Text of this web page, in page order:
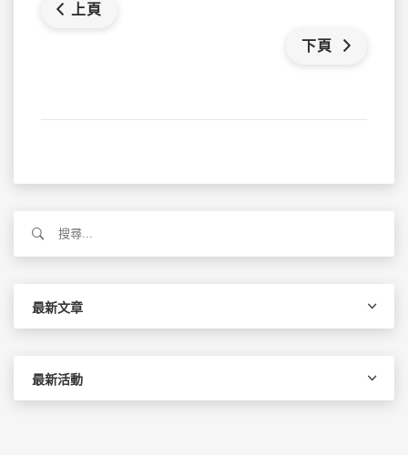
上頁
下頁
關
最新文章
最新活動